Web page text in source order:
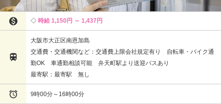
 時給 1,150円 ～ 1,437円

大阪市大正区南恩加島
交通費・交通機関など：交通費上限会社規定有り 自転車・バイク通
勤OK 車通勤相談可能 弁天町駅より送迎バスあり
最寄駅：最寄駅 無し
 9時00分～16時00分